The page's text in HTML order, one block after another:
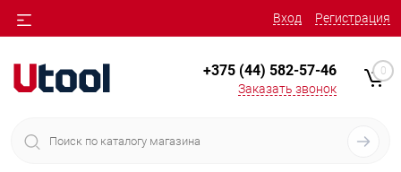
Вход Регистрация
+375 (44) 582-57-46
Заказать звонок
0